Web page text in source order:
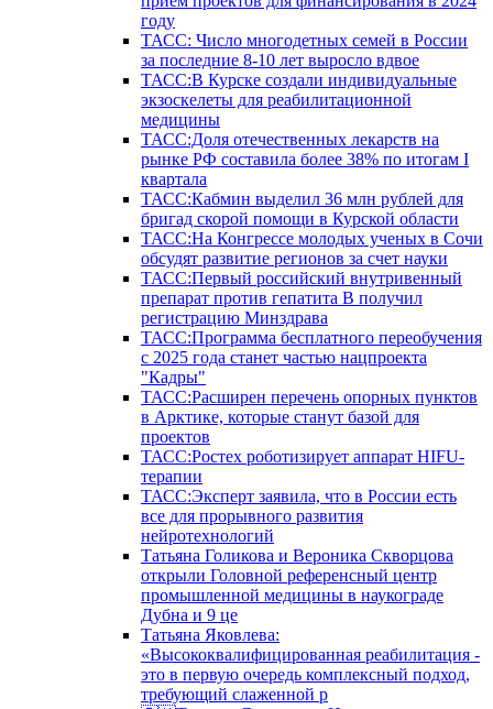
году
ТАСС: Число многодетных семей в России
за последние 8-10 лет выросло вдвое
ТАСС:В Курске создали индивидуальные
экзоскелеты для реабилитационной
медицины
ТАСС:Доля отечественных лекарств на
рынке РФ составила более 38% по итогам I
квартала
ТАСС:Кабмин выделил 36 млн рублей для
бригад скорой помощи в Курской области
ТАСС:На Конгрессе молодых ученых в Сочи
обсудят развитие регионов за счет науки
ТАСС:Первый российский внутривенный
препарат против гепатита В получил
регистрацию Минздрава
ТАСС:Программа бесплатного переобучения
с 2025 года станет частью нацпроекта
"Кадры"
ТАСС:Расширен перечень опорных пунктов
в Арктике, которые станут базой для
проектов
ТАСС:Ростех роботизирует аппарат HIFU-
терапии
ТАСС:Эксперт заявила, что в России есть
все для прорывного развития
нейротехнологий
Татьяна Голикова и Вероника Скворцова
открыли Головной референсный центр
промышленной медицины в наукограде
Дубна и 9 це
Татьяна Яковлева:
«Высококвалифицированная реабилитация -
это в первую очередь комплексный подход,
требующий слаженной р